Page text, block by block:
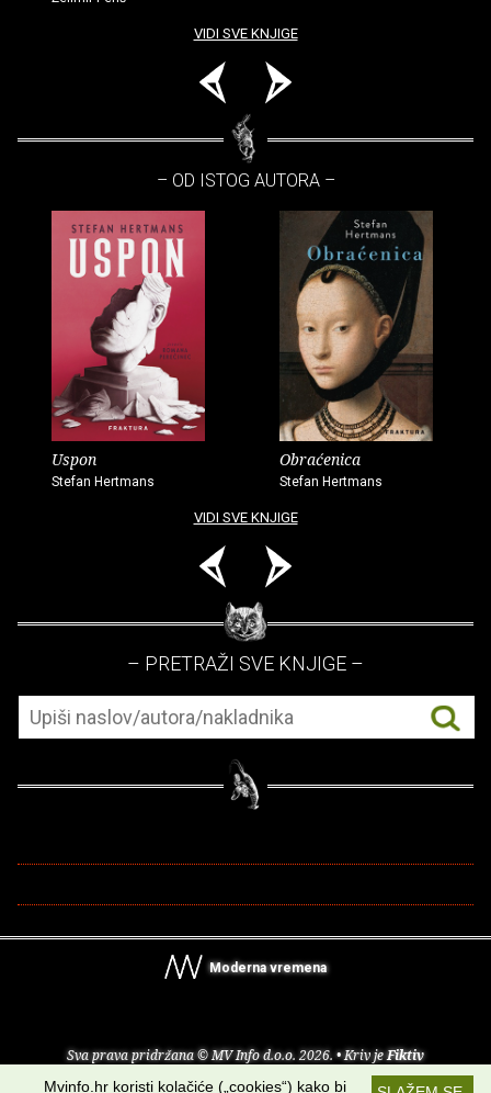
VIDI SVE KNJIGE
– OD ISTOG AUTORA –
Uspon
Stefan Hertmans
Obraćenica
Stefan Hertmans
VIDI SVE KNJIGE
– PRETRAŽI SVE KNJIGE –
Moderna vremena
Sva prava pridržana © MV Info d.o.o. 2026. • Kriv jeFiktiv
Mvinfo.hr koristi kolačiće („cookies“) kako bi